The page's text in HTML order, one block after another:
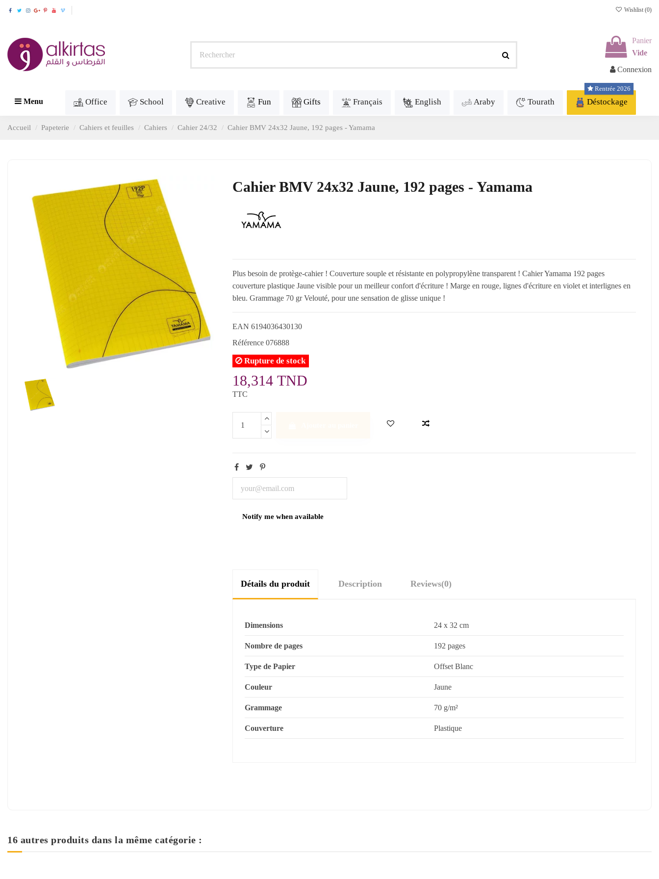
Wishlist (0)
Panier
Vide
Connexion
Menu Office School Creative Fun Gifts Français English Araby Tourath Déstockage
Rentrée 2026
Accueil Papeterie Cahiers et feuilles Cahiers Cahier 24/32 Cahier BMV 24x32 Jaune, 192 pages - Yamama
Cahier BMV 24x32 Jaune, 192 pages - Yamama
Plus besoin de protège-cahier ! Couverture souple et résistante en polypropylène transparent ! Cahier Yamama 192 pages
couverture plastique Jaune visible pour un meilleur confort d'écriture ! Marge en rouge, lignes d'écriture en violet et interlignes en
bleu. Grammage 70 gr Velouté, pour une sensation de glisse unique !
EAN 6194036430130
Référence 076888
Rupture de stock
18,314 TND
TTC
Détails du produit Description Reviews(0)
Dimensions 24 x 32 cm
Nombre de pages 192 pages
Type de Papier Offset Blanc
Couleur Jaune
Grammage 70 g/m²
Couverture Plastique
16 autres produits dans la même catégorie :